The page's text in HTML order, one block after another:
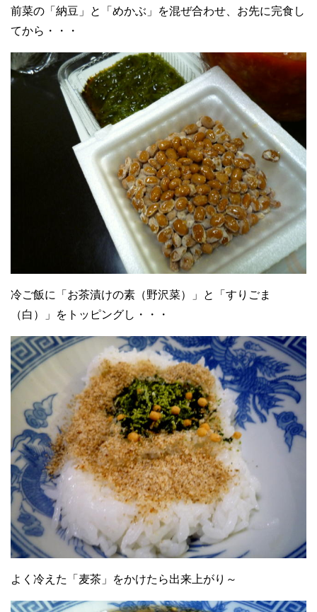
前菜の「納豆」と「めかぶ」を混ぜ合わせ、お先に完食し
てから・・・
冷ご飯に「お茶漬けの素（野沢菜）」と「すりごま
（白）」をトッピングし・・・
よく冷えた「麦茶」をかけたら出来上がり～